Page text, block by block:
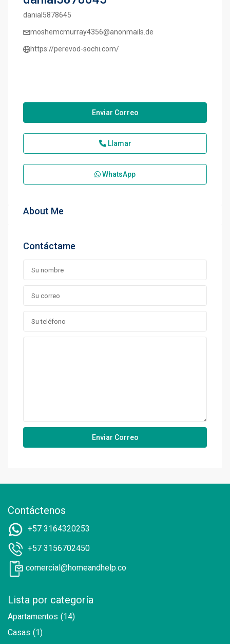
danial5878645
moshemcmurray4356@anonmails.de
https://perevod-sochi.com/
Enviar Correo
Llamar
WhatsApp
About Me
Contáctame
Contáctenos
+57 3164320253
+57 3156702450
comercial@homeandhelp.co
Lista por categoría
Apartamentos (14)
Casas (1)